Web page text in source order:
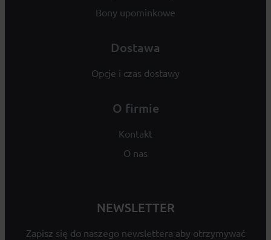
Bony upominkowe
Dostawa
Opcje i czas dostawy
O firmie
Kontakt
O nas
NEWSLETTER
Zapisz się do naszego newslettera aby otrzymywać